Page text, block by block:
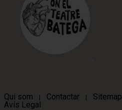
Qui som | Contactar | Sitemap
Avís Legal